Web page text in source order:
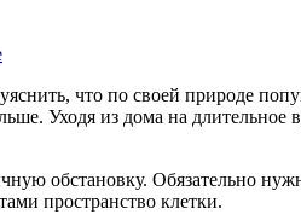
что по своей природе
Уходя из дома на
обстановку. Обязательно
пространство клетки.